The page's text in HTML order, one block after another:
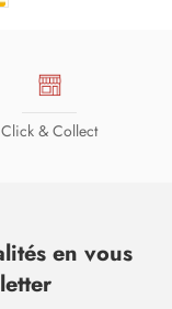
Click & Collect
en vous